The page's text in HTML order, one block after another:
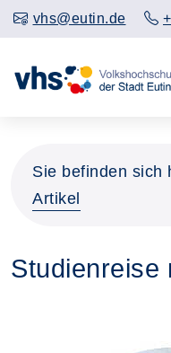
vhs@eutin.de
Sie befinden sich
Artikel
Studienreise